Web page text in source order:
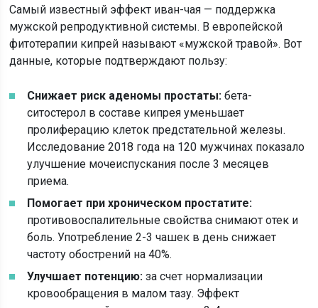
Самый известный эффект иван-чая — поддержка
мужской репродуктивной системы. В европейской
фитотерапии кипрей называют «мужской травой». Вот
данные, которые подтверждают пользу:
Снижает риск аденомы простаты: бета-
ситостерол в составе кипрея уменьшает
пролиферацию клеток предстательной железы.
Исследование 2018 года на 120 мужчинах показало
улучшение мочеиспускания после 3 месяцев
приема.
Помогает при хроническом простатите:
противовоспалительные свойства снимают отек и
боль. Употребление 2-3 чашек в день снижает
частоту обострений на 40%.
Улучшает потенцию: за счет нормализации
кровообращения в малом тазу. Эффект